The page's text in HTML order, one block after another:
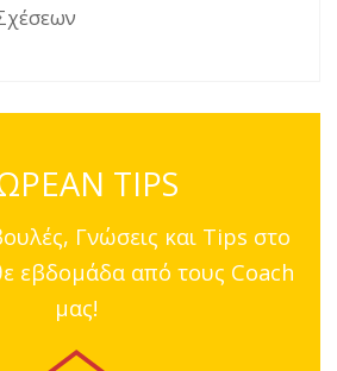
TIPS
Γνώσεις και Tips στο
εβδομάδα από τους Coach
μας!